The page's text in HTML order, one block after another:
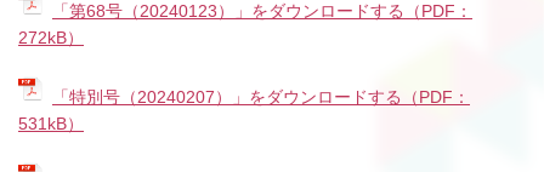
「第68号（20240123）」をダウンロードする（PDF：
272kB）
「特別号（20240207）」をダウンロードする（PDF：
531kB）